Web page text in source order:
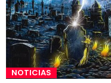
NOTICIAS